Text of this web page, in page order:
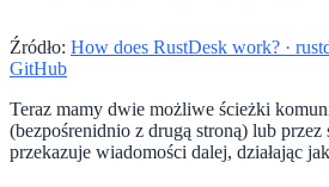
Źródło: How does RustDesk work? ·
GitHub
Teraz mamy dwie możliwe ścieżki
(bezpośrenidnio z drugą stroną) lub
przekazuje wiadomości dalej, działając